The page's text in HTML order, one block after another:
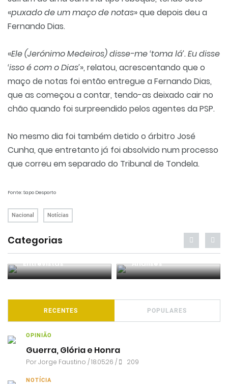
«puxado de um maço de notas» que depois deu a
Fernando Dias.
«Ele (Jerónimo Medeiros) disse-me ‘toma lá’. Eu disse
‘isso é com o Dias’», relatou, acrescentando que o
maço de notas foi então entregue a Fernando Dias,
que as começou a contar, tendo-as deixado cair no
chão quando foi surpreendido pelos agentes da PSP.
No mesmo dia foi também detido o árbitro José
Cunha, que entretanto já foi absolvido num processo
que correu em separado do Tribunal de Tondela.
Fonte: Sapo Desporto
Nacional Notícias
Categorias
Entrevistas Análises
RECENTES POPULARES
OPINIÃO
Guerra, Glória e Honra
PorJorge Faustino / 18.05.26 / 209
NOTÍCIA